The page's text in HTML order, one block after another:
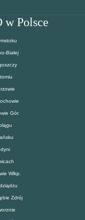
w Polsce
Białej
Gór.
Wlkp.
Zdrój